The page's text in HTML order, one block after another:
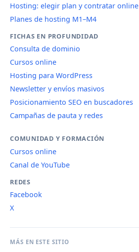
Hosting: elegir plan y contratar online
Planes de hosting M1–M4
FICHAS EN PROFUNDIDAD
Consulta de dominio
Cursos online
Hosting para WordPress
Newsletter y envíos masivos
Posicionamiento SEO en buscadores
Campañas de pauta y redes
COMUNIDAD Y FORMACIÓN
Cursos online
Canal de YouTube
REDES
Facebook
X
MÁS EN ESTE SITIO